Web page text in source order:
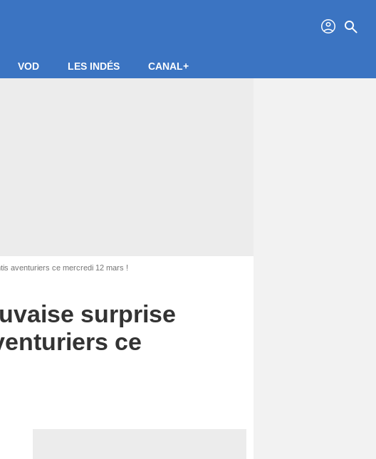
profil search
VOD LES INDÉS CANAL+
aventuriers ce mercredi 12 mars !
surprise
ce